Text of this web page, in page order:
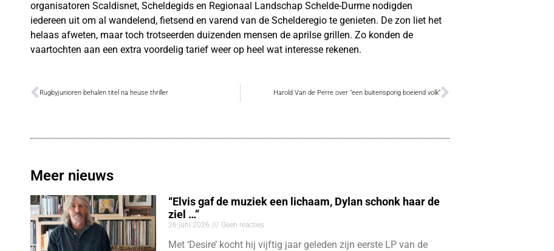
organisatoren Scaldisnet, Scheldegids en Regionaal Landschap Schelde-Durme nodigden
iedereen uit om al wandelend, fietsend en varend van de Schelderegio te genieten. De zon liet het
helaas afweten, maar toch trotseerden duizenden mensen de aprilse grillen. Zo konden de
vaartochten aan een extra voordelig tarief weer op heel wat interesse rekenen.
Rugbyjunioren behalen titel na heuse thriller Harold Van de Perre over “een buitensporig boeiend volk”
Meer nieuws
“Elvis gaf de muziek een lichaam, Dylan schonk haar de
ziel …”
26 juni 2026 Geen reacties
Met ‘Desire’ kocht hij vijftig jaar geleden zijn eerste LP van de